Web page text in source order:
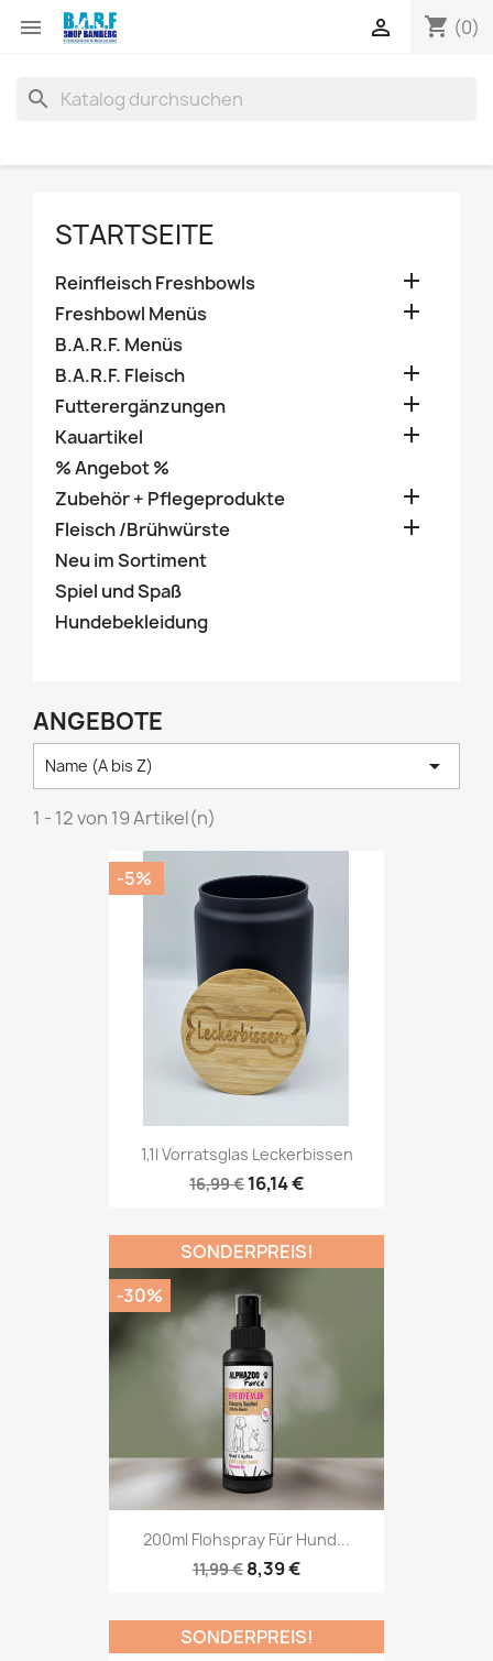
 shopping_cart (0)

search
STARTSEITE
Reinfleisch Freshbowls 
Freshbowl Menüs 
B.A.R.F. Menüs
B.A.R.F. Fleisch

Futterergänzungen 
Kauartikel 
% Angebot %
Zubehör + Pflegeprodukte

Fleisch /Brühwürste 
Neu im Sortiment
Spiel und Spaß
Hundebekleidung
ANGEBOTE
Name (A bis Z) 
1 - 12 von 19 Artikel(n)
1,1l Vorratsglas Leckerbissen
16,99 € 16,14 €
-5%
200ml Flohspray Für Hund...
11,99 € 8,39 €
SONDERPREIS!
-30%
SONDERPREIS!